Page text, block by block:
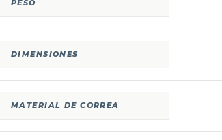
PESO
DIMENSIONES
MATERIAL DE CORREA